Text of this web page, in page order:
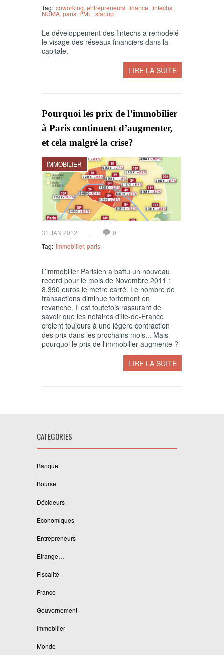
Tag: coworking entrepreneurs finance fintechs
NUMA paris PME startup
Le développement des fintechs a remodelé
le visage des réseaux financiers dans la
capitale.
LIRE LA SUITE
Pourquoi les prix de l’immobilier
à Paris continuent d’augmenter,
et cela malgré la crise?
IMMOBILIER
31 JAN 2012
0
Tag: immobilier, paris
L’immobilier Parisien a battu un nouveau
record pour le mois de Novembre 2011 :
8.390 euros le mètre carré. Le nombre de
transactions diminue fortement en
revanche. Il est toutefois rassurant de
savoir que les notaires d'Ile-de-France
croient toujours à une légère contraction
des prix dans les prochains mois... Mais
pourquoi le prix de l'immobilier augmente ?
LIRE LA SUITE
CATEGORIES
Banque
Bourse
Décideurs
Economiques
Entrepreneurs
Etrange…
Fiscalité
France
Gouvernement
Immobilier
Monde